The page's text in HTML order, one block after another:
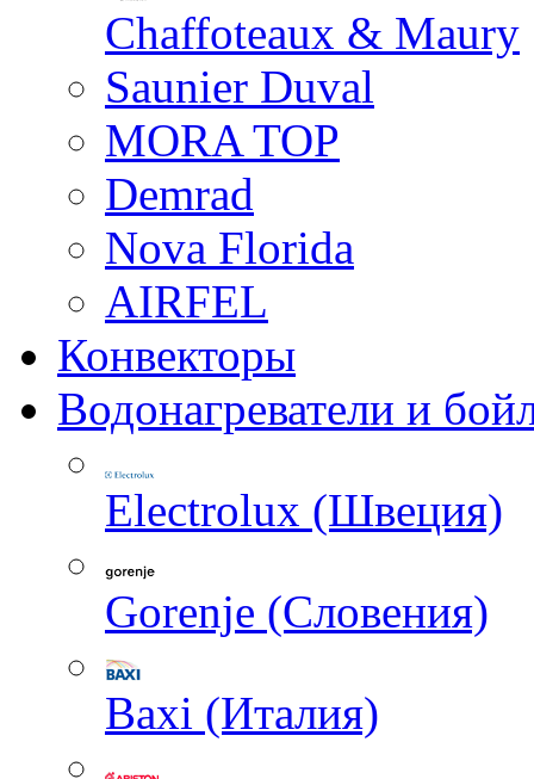
Chaffoteaux & Maury
Saunier Duval
MORA TOP
Demrad
Nova Florida
AIRFEL
Конвекторы
Водонагреватели и
Electrolux (Швеция)
Gorenje (Словения)
Baxi (Италия)